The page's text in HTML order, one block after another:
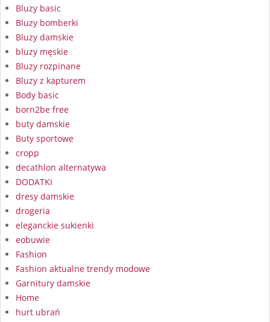
Bluzy basic
Bluzy bomberki
Bluzy damskie
bluzy męskie
Bluzy rozpinane
Bluzy z kapturem
Body basic
born2be free
buty damskie
Buty sportowe
cropp
decathlon alternatywa
DODATKI
dresy damskie
drogeria
eleganckie sukienki
eobuwie
Fashion
Fashion aktualne trendy modowe
Garnitury damskie
Home
hurt ubrań